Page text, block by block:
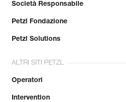
Società Responsabile
Petzl Fondazione
Petzl Solutions
ALTRI SITI PETZL
Operatori
Intervention